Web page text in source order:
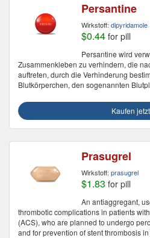
Persantine
Wirkstoff: dipyridamole
$0.44 for pill
Persantine wird
Zusammenkleben zu verhindern, die
auftreten, durch die Verhinderung
Blutkörperchen, den sogenannten
Kaufen jetzt
Prasugrel
Wirkstoff: prasugrel
$1.83 for pill
An antiaggregant,
thrombotic complications in patients
(ACS), who are planned to undergo
and for prevention of stent thrombosis